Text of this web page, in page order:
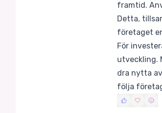
framtid.
Detta,
företaget
För
utveckling.
dra nytta
följa